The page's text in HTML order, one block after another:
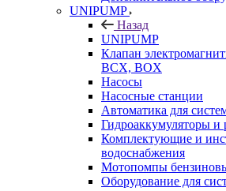
UNIPUMP
Назад
UNIPUMP
Клапан
BCX, BOX
Насосы
Насосные станции
Автоматика для
Гидроаккумуляторы и
Комплектующие и
водоснабжения
Мотопомпы
Оборудование для